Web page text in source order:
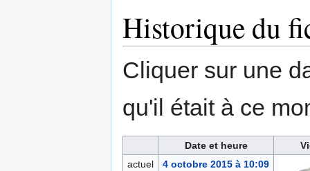
Historique du
Cliquer sur une
qu'il était à ce
Date et heure
actuel
4 octobre 2015 à 10:09